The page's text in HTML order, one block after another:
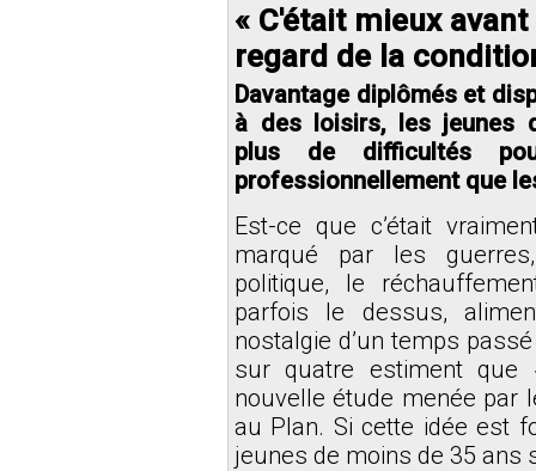
« C'était mieux
regard de la
Davantage diplômés et
à des loisirs, les jeunes
plus de difficultés
professionnellement que
Est-ce que c’était
marqué par les
politique, le
parfois le dessus,
nostalgie d’un temps
sur quatre estiment que
nouvelle étude menée par
au Plan. Si cette idée est
jeunes de moins de 35 ans